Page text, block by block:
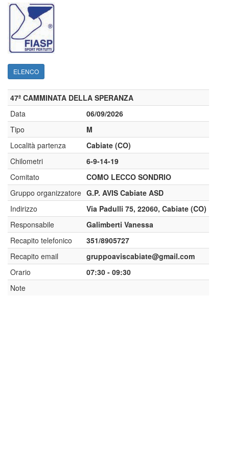
ELENCO
47ª CAMMINATA DELLA SPERANZA
Data
06/09/2026
Tipo
M
Località partenza
Cabiate (CO)
Chilometri
6-9-14-19
Comitato
COMO LECCO SONDRIO
Gruppo organizzatore G.P. AVIS Cabiate ASD
Indirizzo
Via Padulli 75, 22060, Cabiate (CO)
Responsabile
Galimberti Vanessa
Recapito telefonico
351/8905727
Recapito email
gruppoaviscabiate@gmail.com
Orario
07:30 - 09:30
Note